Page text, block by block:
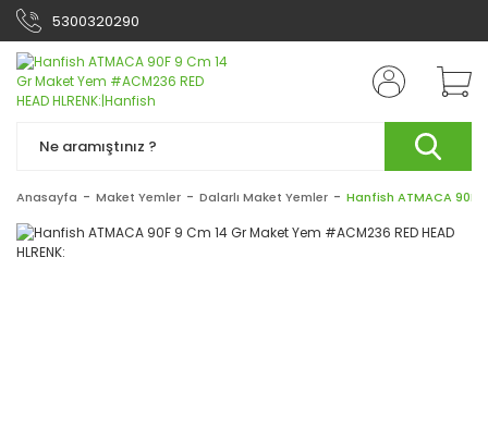
5300320290
Anasayfa Maket Yemler Dalarlı Maket Yemler Hanfish ATMACA 90F